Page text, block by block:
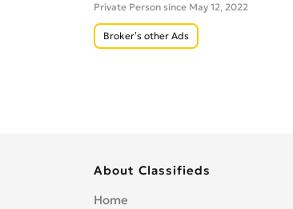
Private Person since May 12, 2022
Broker’s other Ads
About Classifieds
Home